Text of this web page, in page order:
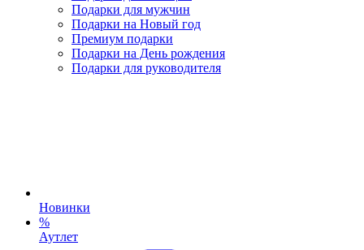
Подарки для мужчин
Подарки на Новый год
Премиум подарки
Подарки на День рождения
Подарки для руководителя
Новинки
%
Аутлет